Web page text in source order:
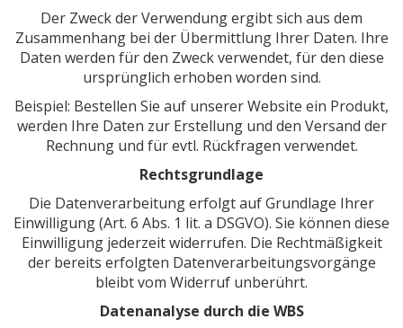
Der Zweck der Verwendung ergibt sich aus dem
Zusammenhang bei der Übermittlung Ihrer Daten. Ihre
Daten werden für den Zweck verwendet, für den diese
ursprünglich erhoben worden sind.
Beispiel: Bestellen Sie auf unserer Website ein Produkt,
werden Ihre Daten zur Erstellung und den Versand der
Rechnung und für evtl. Rückfragen verwendet.
Rechtsgrundlage
Die Datenverarbeitung erfolgt auf Grundlage Ihrer
Einwilligung (Art. 6 Abs. 1 lit. a DSGVO). Sie können diese
Einwilligung jederzeit widerrufen. Die Rechtmäßigkeit
der bereits erfolgten Datenverarbeitungsvorgänge
bleibt vom Widerruf unberührt.
Datenanalyse durch die WBS